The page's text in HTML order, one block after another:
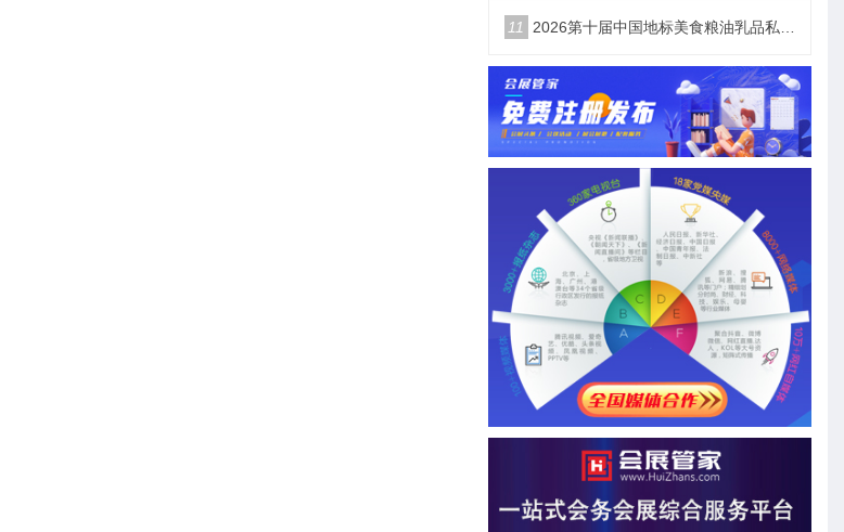
11 2026第十届中国地标美食粮油乳品私域新渠道团长大会